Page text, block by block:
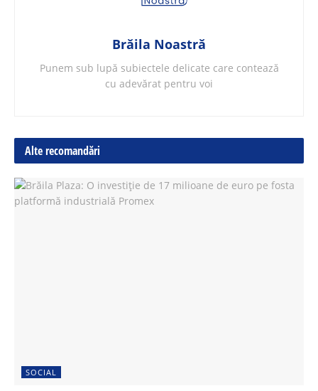
Brăila Noastră
Punem sub lupă subiectele delicate care contează
cu adevărat pentru voi
Alte recomandări
SOCIAL